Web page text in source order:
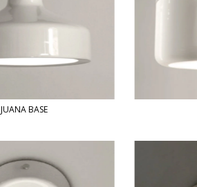
JUANA BASE